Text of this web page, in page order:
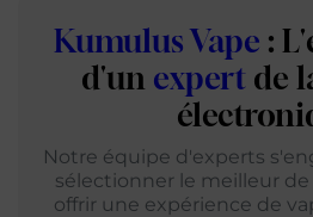
Kumulus Vape :
d'un expert de
Notre équipe d'experts
sélectionner le meilleur de
offrir une expérience de